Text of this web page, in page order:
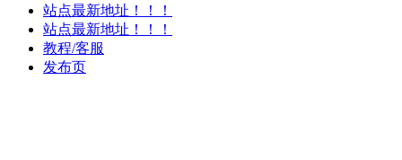
站点最新地址！！！
站点最新地址！！！
教程/客服
发布页